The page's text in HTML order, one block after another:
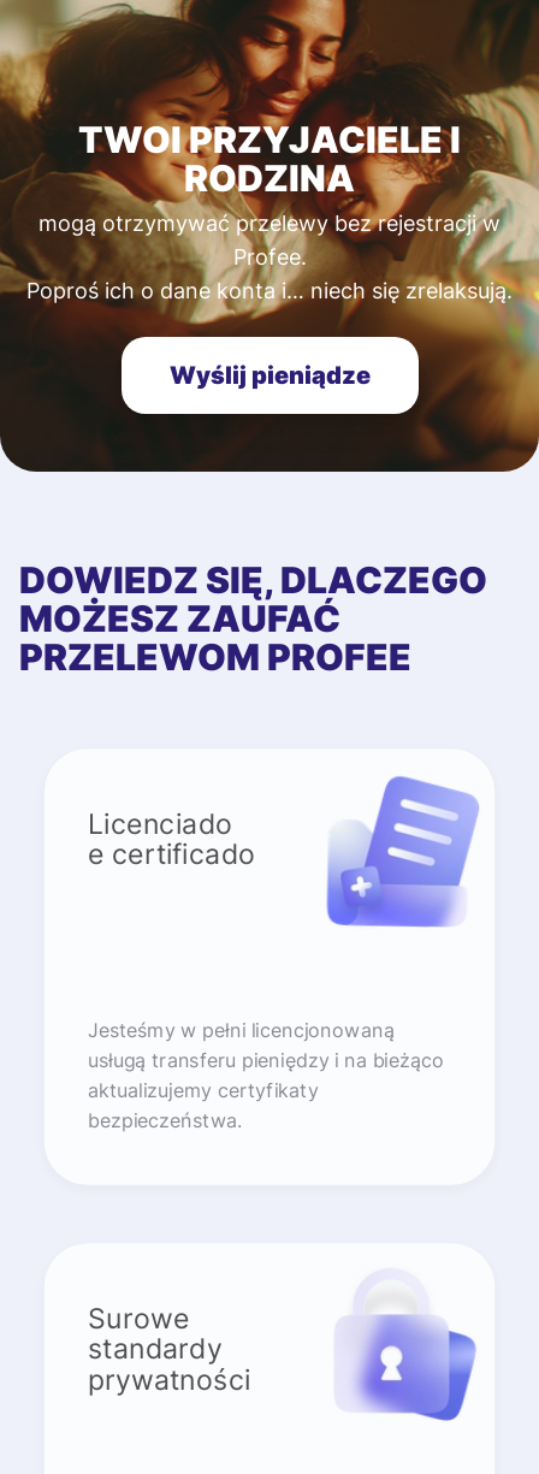
TWOI PRZYJACIELE I
RODZINA
mogą otrzymywać przelewy bez rejestracji w
Profee.
Poproś ich o dane konta i… niech się zrelaksują.
Wyślij pieniądze
DOWIEDZ SIĘ, DLACZEGO
MOŻESZ ZAUFAĆ
PRZELEWOM PROFEE
Licenciado
e certificado
Jesteśmy w pełni licencjonowaną
usługą transferu pieniędzy i na bieżąco
aktualizujemy certyfikaty
bezpieczeństwa.
Surowe
standardy
prywatności